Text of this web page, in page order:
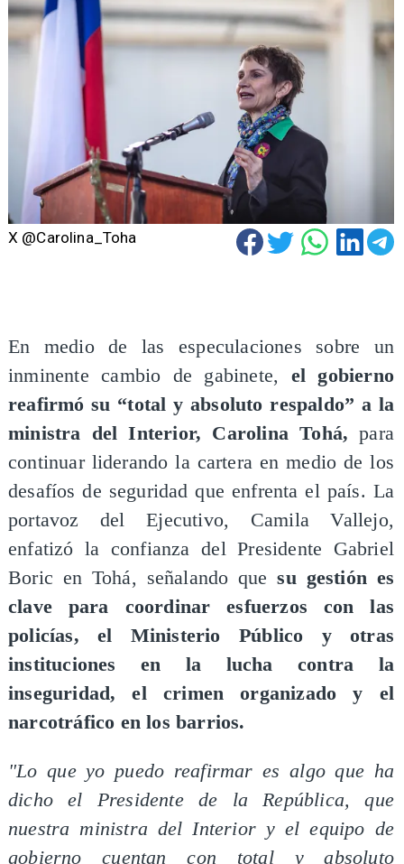
X @Carolina_Toha
En medio de las especulaciones sobre un
inminente cambio de gabinete, el gobierno
reafirmó su “total y absoluto respaldo” a la
ministra del Interior, Carolina Tohá,para
continuar liderando la cartera en medio de los
desafíos de seguridad que enfrenta el país. La
portavoz del Ejecutivo, Camila Vallejo,
enfatizó la confianza del Presidente Gabriel
Boric en Tohá, señalando que su gestión es
clave para coordinar esfuerzos con las
policías, el Ministerio Público y otras
instituciones en la lucha contra la
inseguridad, el crimen organizado y el
narcotráfico en los barrios.
"Lo que yo puedo reafirmar es algo que ha
dicho el Presidente de la República, que
nuestra ministra del Interior y el equipo de
gobierno cuentan con total y absoluto